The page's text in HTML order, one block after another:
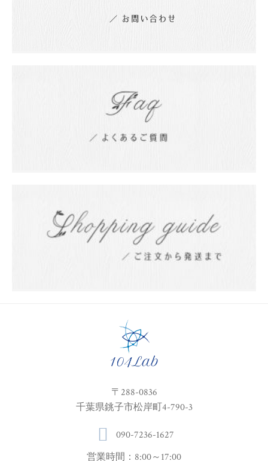
〒288-0836
千葉県銚子市松岸町4-790-3
090-7236-1627
営業時間：8:00～17:00